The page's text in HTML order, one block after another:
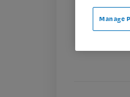
Manage